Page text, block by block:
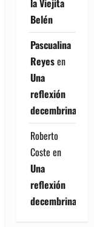
la Viejita
Belén
Pascualina
Reyesen
Una
reflexión
decembrina
Roberto
Coste en
Una
reflexión
decembrina